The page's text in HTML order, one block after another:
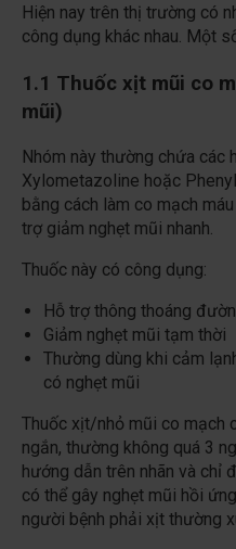
Hiện nay trên thị trường có
công dụng khác nhau. Một
1.1 Thuốc xịt mũi co
mũi)
Nhóm này thường chứa các
Xylometazoline hoặc
bằng cách làm co mạch
trợ giảm nghẹt mũi nhanh.
Thuốc này có công dụng:
Hỗ trợ thông thoáng
Giảm nghẹt mũi tạm thời
Thường dùng khi cảm
có nghẹt mũi
Thuốc xịt/nhỏ mũi co mạch
ngắn, thường không quá 3
hướng dẫn trên nhãn và chỉ
có thể gây nghẹt mũi hồi
người bệnh phải xịt thường